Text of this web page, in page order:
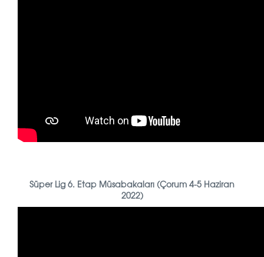
Süper Lig 6. Etap Müsabakaları (Çorum 4-5 Haziran
2022)